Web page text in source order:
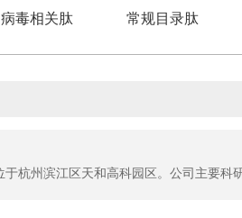
病毒相关肽 常规目录肽